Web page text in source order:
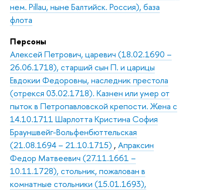
нем. Pillau, ныне Балтийск. Россия), база
флота
Персоны
Алексей Петрович, царевич (18.02.1690 –
26.06.1718), старший сын П. и царицы
Евдокии Федоровны, наследник престола
(отрекся 03.02.1718). Казнен или умер от
пыток в Петропавловской крепости. Жена с
14.10.1711 Шарлотта Кристина София
Брауншвейг-Вольфенбюттельская
(21.08.1694 – 21.10.1715) , Апраксин
Федор Матвеевич (27.11.1661 –
10.11.1728), стольник, пожалован в
комнатные стольники (15.01.1693),